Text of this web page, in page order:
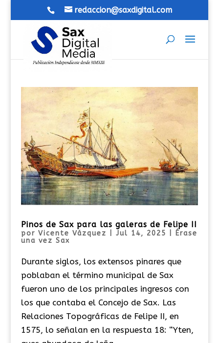
redaccion@saxdigital.com
Pinos de Sax para las galeras de Felipe II
por Vicente Vázquez Jul 14, 2025
Érase
una vez Sax
Durante siglos, los extensos pinares que
poblaban el término municipal de Sax
fueron uno de los principales ingresos con
los que contaba el Concejo de Sax. Las
Relaciones Topográficas de Felipe II, en
1575, lo señalan en la respuesta 18: “Yten,